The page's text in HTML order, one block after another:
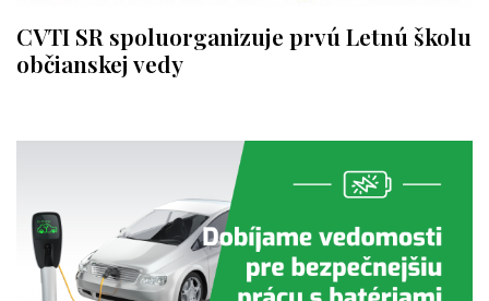
CVTI SR spoluorganizuje prvú Letnú školu
občianskej vedy